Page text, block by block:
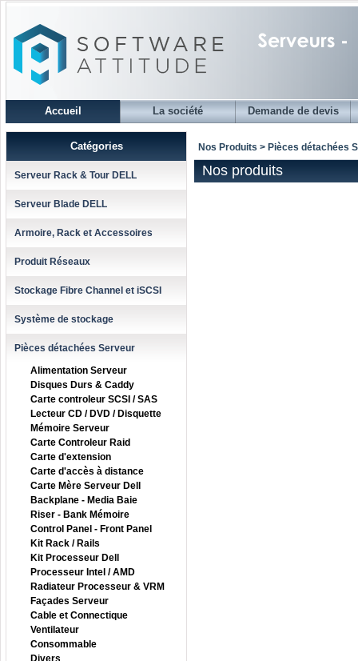
Accueil La société Demande de devis
Catégories
Serveur Rack & Tour DELL
Serveur Blade DELL
Armoire, Rack et Accessoires
Produit Réseaux
Stockage Fibre Channel et iSCSI
Système de stockage
Pièces détachées Serveur
Alimentation Serveur
Disques Durs & Caddy
Carte controleur SCSI / SAS
Lecteur CD / DVD / Disquette
Mémoire Serveur
Carte Controleur Raid
Carte d'extension
Carte d'accès à distance
Carte Mère Serveur Dell
Backplane - Media Baie
Riser - Bank Mémoire
Control Panel - Front Panel
Kit Rack / Rails
Kit Processeur Dell
Processeur Intel / AMD
Radiateur Processeur & VRM
Façades Serveur
Cable et Connectique
Ventilateur
Consommable
Divers
Nos Produits > Pièces détachées
Nos produits